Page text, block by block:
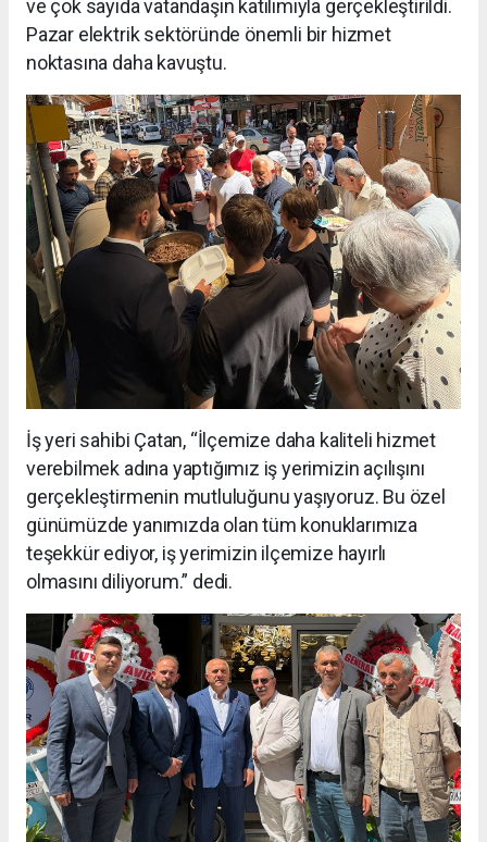
ve çok sayıda vatandaşın katılımıyla gerçekleştirildi.
Pazar elektrik sektöründe önemli bir hizmet
noktasına daha kavuştu.
İş yeri sahibi Çatan, “İlçemize daha kaliteli hizmet
verebilmek adına yaptığımız iş yerimizin açılışını
gerçekleştirmenin mutluluğunu yaşıyoruz. Bu özel
günümüzde yanımızda olan tüm konuklarımıza
teşekkür ediyor, iş yerimizin ilçemize hayırlı
olmasını diliyorum.” dedi.